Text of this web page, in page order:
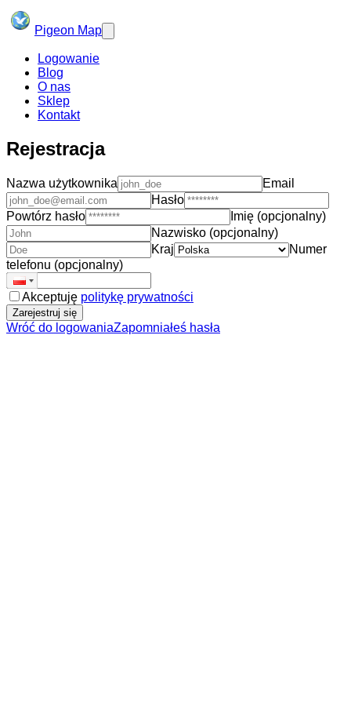
Pigeon Map
Logowanie
Blog
O nas
Sklep
Kontakt
Rejestracja
Nazwa użytkownika
Email
Hasło
Powtórz hasło
Imię (opcjonalny)
Nazwisko (opcjonalny)
Kraj
Numer
telefonu (opcjonalny)
Akceptuję politykę prywatności
Zarejestruj się
Wróć do logowaniaZapomniałeś hasła